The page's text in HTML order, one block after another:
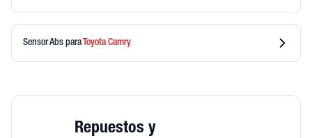
Sensor Abs paraToyotaCamry
Repuestos y